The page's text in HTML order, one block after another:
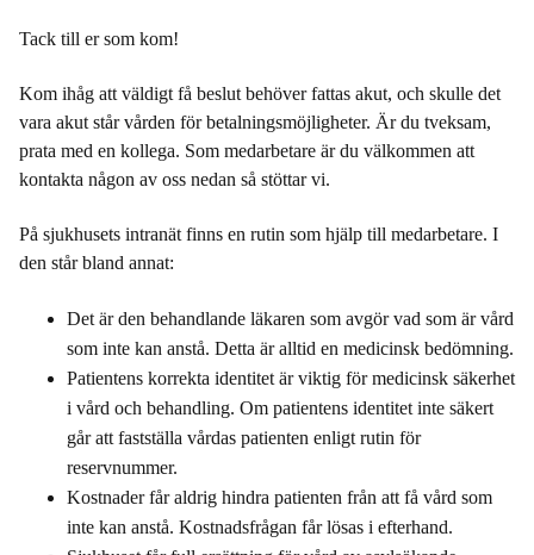
Tack till er som kom!
Kom ihåg att väldigt få beslut behöver fattas akut, och skulle det
vara akut står vården för betalningsmöjligheter. Är du tveksam,
prata med en kollega. Som medarbetare är du välkommen att
kontakta någon av oss nedan så stöttar vi.
På sjukhusets intranät finns en rutin som hjälp till medarbetare. I
den står bland annat:
Det är den behandlande läkaren som avgör vad som är vård
som inte kan anstå. Detta är alltid en medicinsk bedömning.
Patientens korrekta identitet är viktig för medicinsk säkerhet
i vård och behandling. Om patientens identitet inte säkert
går att fastställa vårdas patienten enligt rutin för
reservnummer.
Kostnader får aldrig hindra patienten från att få vård som
inte kan anstå. Kostnadsfrågan får lösas i efterhand.